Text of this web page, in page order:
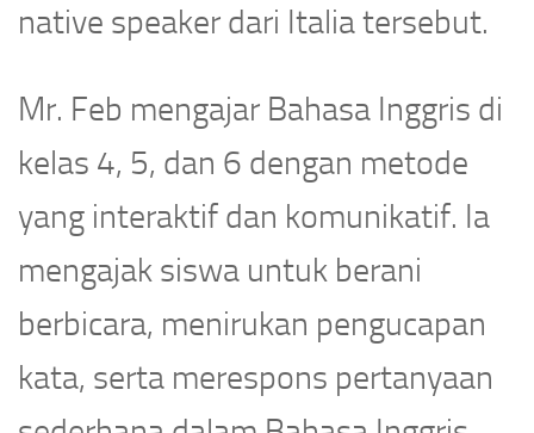
native speaker dari Italia tersebut.
Mr. Feb mengajar Bahasa Inggris di
kelas 4, 5, dan 6 dengan metode
yang interaktif dan komunikatif. Ia
mengajak siswa untuk berani
berbicara, menirukan pengucapan
kata, serta merespons pertanyaan